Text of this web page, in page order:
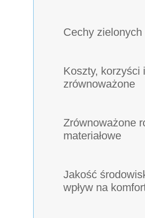
Cechy
Koszty, korzyści
zrównoważone
Zrównoważone
materiałowe
Jakość
wpływ na